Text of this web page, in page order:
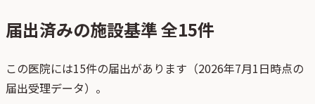
届出済みの施設基準 全15件
この医院には15件の届出があります（2026年7月1日時点の
届出受理データ）。